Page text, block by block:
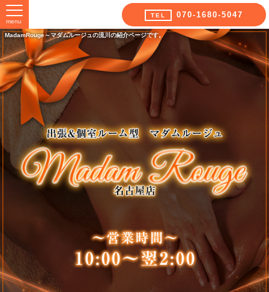
MadamRouge～マダムルージュの流川の紹介ページです。
menu
TEL 070-1680-5047